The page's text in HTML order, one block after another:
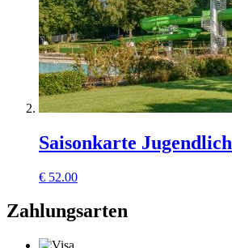
Saisonkarte Jugendlich
€ 52.00
Zahlungsarten